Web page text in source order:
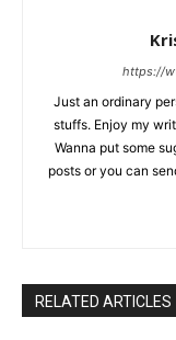
https://
Just an ordinary
stuffs. Enjoy my
Wanna put some
posts or you can
RELATED ARTICLES